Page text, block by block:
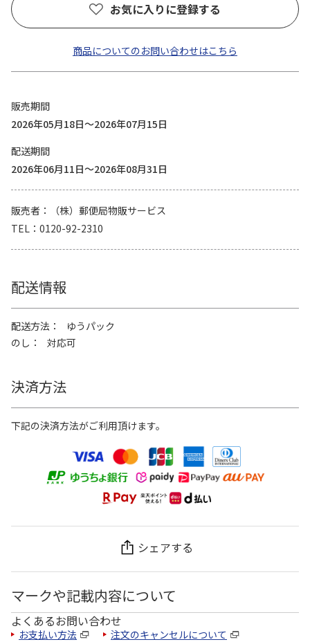
お気に入りに登録する
商品についてのお問い合わせはこちら
販売期間
2026年05月18日～2026年07月15日
配送期間
2026年06月11日～2026年08月31日
販売者
（株）郵便局物販サービス
TEL
0120-92-2310
配送情報
配送方法
ゆうパック
のし
対応可
決済方法
下記の決済方法がご利用頂けます。
シェアする
マークや記載内容について
よくあるお問い合わせ
お支払い方法 注文のキャンセルについて